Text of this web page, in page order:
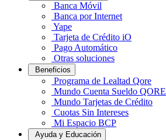
Banca Móvil
Banca por Internet
Yape
Tarjeta de Crédito iO
Pago Automático
Otras soluciones
Beneficios
Programa de Lealtad Qore
Mundo Cuenta Sueldo QORE
Mundo Tarjetas de Crédito
Cuotas Sin Intereses
Mi Espacio BCP
Ayuda y Educación